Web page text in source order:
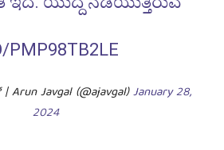
PMP98TB2LE
Javgal (@ajavgal)January 28,
2024